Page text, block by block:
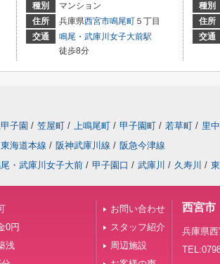
種別
マンション
住所
兵庫県西宮市鳴尾町 ５丁目
交通
鳴尾・武庫川女子大前駅
徒歩8分
種別
住所
交通
子園 / 笠屋町 / 上鳴尾町 / 甲子園町 / 若草町 / 里
東海道本線 / 阪神武庫川線 / 阪急今津線
・武庫川女子大前 / 甲子園口 / 武庫川 / 久寿川 /
0円
浅
お問い合わせ
スタッフ紹介
周辺施設
西宮市
兵庫県